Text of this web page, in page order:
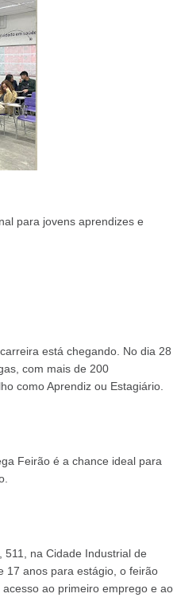
para jovens aprendizes e
está chegando. No dia 28
com mais de 200
como Aprendiz ou Estagiário.
Feirão é a chance ideal para
na Cidade Industrial de
17 anos para estágio, o feirão
ao primeiro emprego e ao